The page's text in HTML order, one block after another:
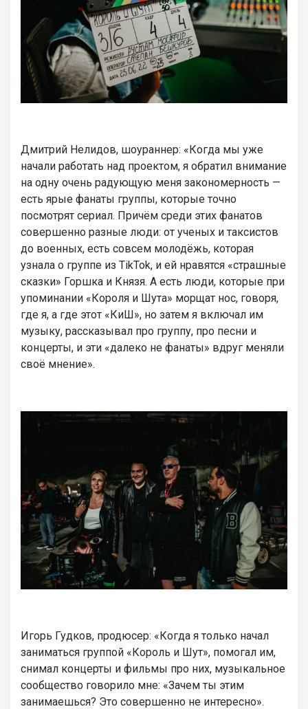
Дмитрий Нелидов, шоураннер: «Когда мы уже
начали работать над проектом, я обратил внимание
на одну очень радующую меня закономерность —
есть ярые фанаты группы, которые точно
посмотрят сериал. Причём среди этих фанатов
совершенно разные люди: от ученых и таксистов
до военных, есть совсем молодёжь, которая
узнала о группе из TikTok, и ей нравятся «страшные
сказки» Горшка и Князя. А есть люди, которые при
упоминании «Короля и Шута» морщат нос, говоря,
где я, а где этот «КиШ», но затем я включал им
музыку, рассказывал про группу, про песни и
концерты, и эти «далеко не фанаты» вдруг меняли
своё мнение».
Игорь Гудков, продюсер: «Когда я только начал
заниматься группой «Король и Шут», помогал им,
снимал концерты и фильмы про них, музыкальное
сообщество говорило мне: «Зачем ты этим
занимаешься? Это совершенно не интересно».